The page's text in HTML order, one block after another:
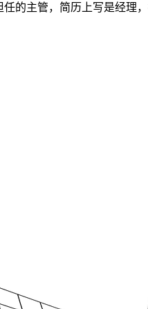
的主管，简历上写是经理